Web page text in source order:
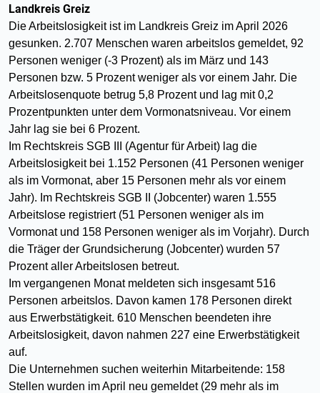
Landkreis Greiz
Die Arbeitslosigkeit ist im Landkreis Greiz im April 2026
gesunken. 2.707 Menschen waren arbeitslos gemeldet, 92
Personen weniger (-3 Prozent) als im März und 143
Personen bzw. 5 Prozent weniger als vor einem Jahr. Die
Arbeitslosenquote betrug 5,8 Prozent und lag mit 0,2
Prozentpunkten unter dem Vormonatsniveau. Vor einem
Jahr lag sie bei 6 Prozent.
Im Rechtskreis SGB III (Agentur für Arbeit) lag die
Arbeitslosigkeit bei 1.152 Personen (41 Personen weniger
als im Vormonat, aber 15 Personen mehr als vor einem
Jahr). Im Rechtskreis SGB II (Jobcenter) waren 1.555
Arbeitslose registriert (51 Personen weniger als im
Vormonat und 158 Personen weniger als im Vorjahr). Durch
die Träger der Grundsicherung (Jobcenter) wurden 57
Prozent aller Arbeitslosen betreut.
Im vergangenen Monat meldeten sich insgesamt 516
Personen arbeitslos. Davon kamen 178 Personen direkt
aus Erwerbstätigkeit. 610 Menschen beendeten ihre
Arbeitslosigkeit, davon nahmen 227 eine Erwerbstätigkeit
auf.
Die Unternehmen suchen weiterhin Mitarbeitende: 158
Stellen wurden im April neu gemeldet (29 mehr als im